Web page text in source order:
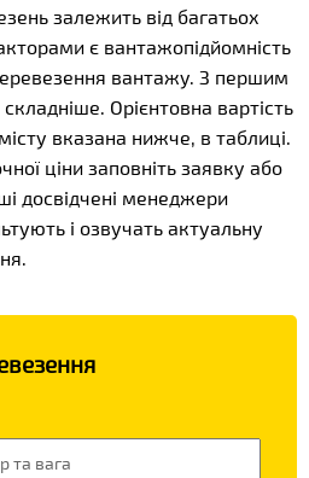
залежить від багатьох
є вантажопідйомність
вантажу. З першим
Орієнтовна вартість
вказана нижче, в таблиці.
ціни заповніть заявку або
досвідчені менеджери
і озвучать актуальну